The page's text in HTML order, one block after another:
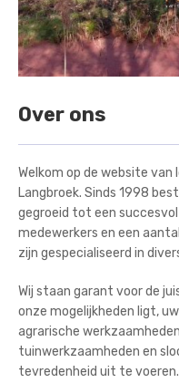
Over ons
Welkom op de website van
Langbroek. Sinds 1998
gegroeid tot een
medewerkers en een
zijn gespecialiseerd in
Wij staan garant voor de
onze mogelijkheden ligt,
agrarische
tuinwerkzaamheden en
tevredenheid uit te voeren.